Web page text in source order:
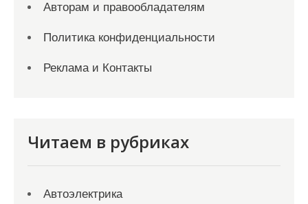
Авторам и правообладателям
Политика конфиденциальности
Реклама и Контакты
Читаем в рубриках
Автоэлектрика